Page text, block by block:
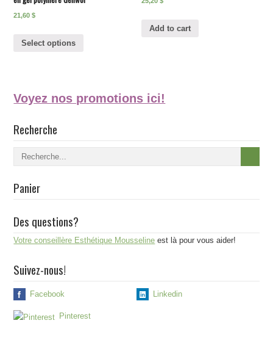
21,60$
Select options
Add to cart
Voyez nos promotions ici!
Recherche
Panier
Des questions?
Votre conseillère Esthétique Mousseline est là pour vous aider!
Suivez-nous!
Facebook Linkedin
Pinterest